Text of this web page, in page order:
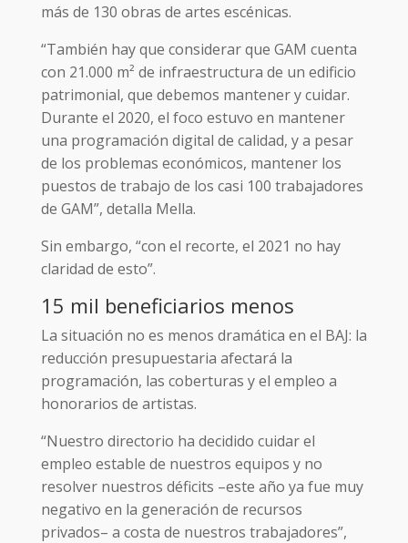
más de 130 obras de artes escénicas.
“También hay que considerar que GAM cuenta
con 21.000 m² de infraestructura de un edificio
patrimonial, que debemos mantener y cuidar.
Durante el 2020, el foco estuvo en mantener
una programación digital de calidad, y a pesar
de los problemas económicos, mantener los
puestos de trabajo de los casi 100 trabajadores
de GAM”, detalla Mella.
Sin embargo, “con el recorte, el 2021 no hay
claridad de esto”.
15 mil beneficiarios menos
La situación no es menos dramática en el BAJ: la
reducción presupuestaria afectará la
programación, las coberturas y el empleo a
honorarios de artistas.
“Nuestro directorio ha decidido cuidar el
empleo estable de nuestros equipos y no
resolver nuestros déficits –este año ya fue muy
negativo en la generación de recursos
privados– a costa de nuestros trabajadores”,